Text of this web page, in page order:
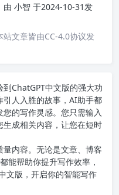
由 小智 于2024-10-31发
站文章皆由CC-4.0协议发
ChatGPT中文版的强大功
人入胜的故事，AI助手都
的写作灵感。您只需输入
成相关内容，让您在短时
内容。无论是文章、博客
能帮助你提升写作效率，
文版 ，开启你的智能写作